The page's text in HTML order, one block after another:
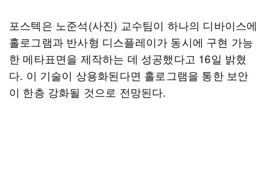
포스텍은 노준석(사진) 교수팀이 하나의 디바이스에
홀로그램과 반사형 디스플레이가 동시에 구현 가능
한 메타표면을 제작하는 데 성공했다고 16일 밝혔
다. 이 기술이 상용화된다면 홀로그램을 통한 보안
이 한층 강화될 것으로 전망된다.